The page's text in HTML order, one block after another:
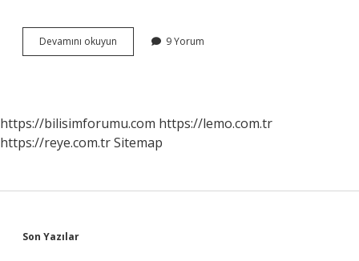
Devamını okuyun
Olmak
9 Yorum
https://bilisimforumu.com https://lemo.com.tr
https://reye.com.trSitemap
Sidebar
Son Yazılar